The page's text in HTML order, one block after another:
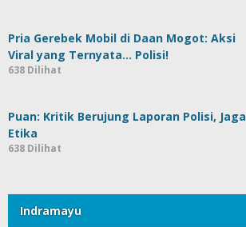
Pria Gerebek Mobil di Daan Mogot: Aksi
Viral yang Ternyata… Polisi!
638 Dilihat
Puan: Kritik Berujung Laporan Polisi, Jaga
Etika
638 Dilihat
Indramayu